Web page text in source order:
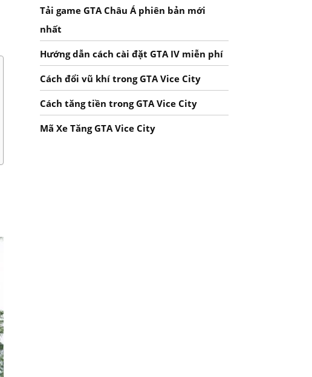
Tải game GTA Châu Á phiên bản mới
nhất
Hướng dẫn cách cài đặt GTA IV miễn phí
Cách đổi vũ khí trong GTA Vice City
Cách tăng tiền trong GTA Vice City
Mã Xe Tăng GTA Vice City